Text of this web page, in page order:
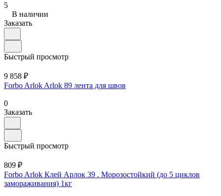
5
В наличии
Заказать
Быстрый просмотр
9 858 ₽
Forbo Arlok Arlok 89 лента для швов
0
Заказать
Быстрый просмотр
809 ₽
Forbo Arlok Клей Арлок 39 . Морозостойкий (до 5 циклов
замораживания) 1кг